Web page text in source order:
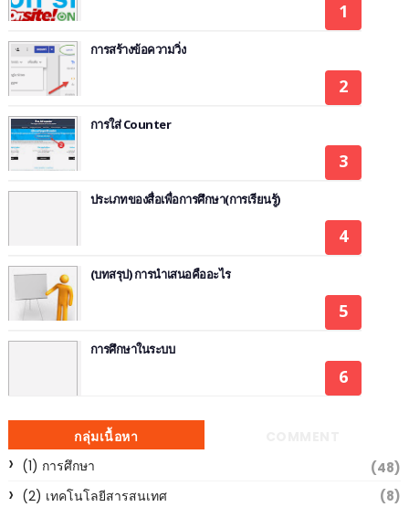
การสร้างข้อความวิ่ง
การใส่ Counter
ประเภทของสื่อเพื่อการศึกษา(การเรียนรู้)
(บทสรุป) การนำเสนอคืออะไร
การศึกษาในระบบ
กลุ่มเนื้อหา
(1) การศึกษา
(48)
(2) เทคโนโลยีสารสนเทศ
(8)